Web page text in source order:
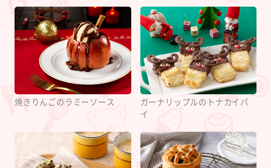
焼きりんごのラミーソース
ガーナリップルのトナカイパ
イ